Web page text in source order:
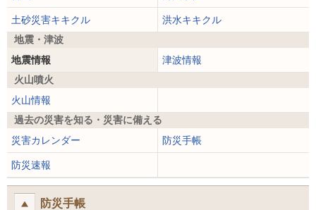
土砂災害キキクル
洪水キキクル
地震・津波
地震情報
津波情報
火山噴火
火山情報
過去の災害を知る・災害に備える
災害カレンダー
防災手帳
防災速報
防災手帳